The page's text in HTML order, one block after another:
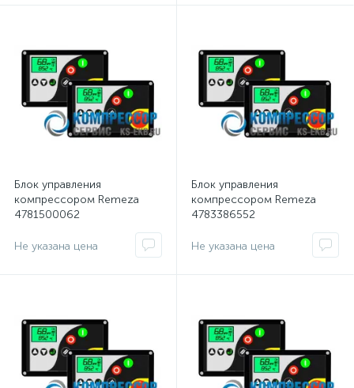
Блок управления
компрессором Remeza
4781500062
Не указана цена
Блок управления
компрессором Remeza
4783386552
Не указана цена